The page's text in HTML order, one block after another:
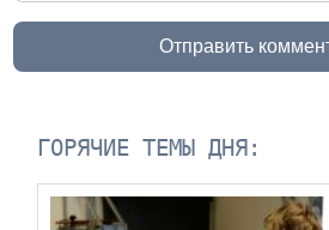
Отправить
ГОРЯЧИЕ ТЕМЫ ДНЯ: